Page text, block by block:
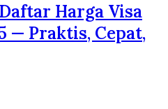
Harga Visa
— Praktis, Cepat,